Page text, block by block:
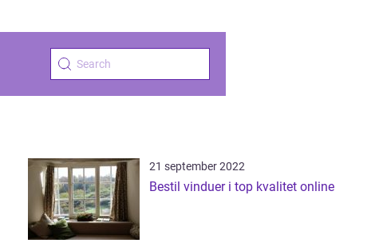
21 september 2022
Bestil vinduer i top kvalitet online